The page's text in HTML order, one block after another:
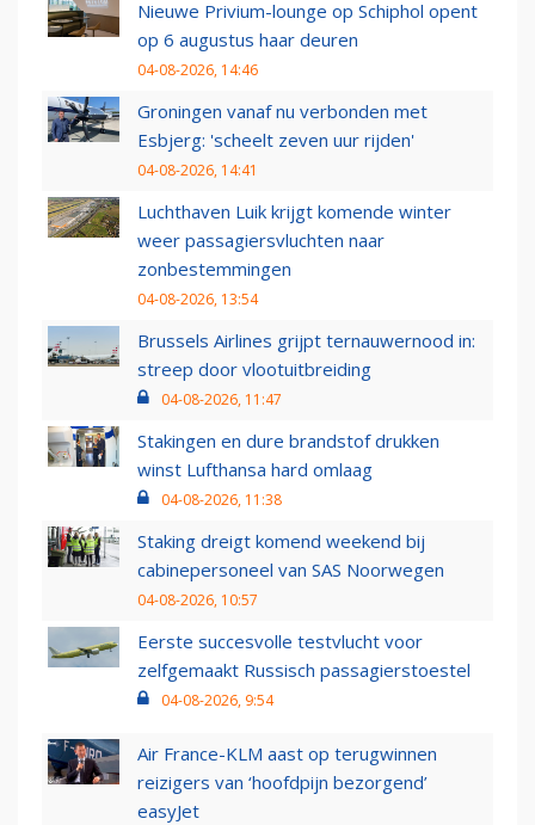
Nieuwe Privium-lounge op Schiphol opent
op 6 augustus haar deuren
04-08-2026, 14:46
Groningen vanaf nu verbonden met
Esbjerg: 'scheelt zeven uur rijden'
04-08-2026, 14:41
Luchthaven Luik krijgt komende winter
weer passagiersvluchten naar
zonbestemmingen
04-08-2026, 13:54
Brussels Airlines grijpt ternauwernood in:
streep door vlootuitbreiding
04-08-2026, 11:47
Stakingen en dure brandstof drukken
winst Lufthansa hard omlaag
04-08-2026, 11:38
Staking dreigt komend weekend bij
cabinepersoneel van SAS Noorwegen
04-08-2026, 10:57
Eerste succesvolle testvlucht voor
zelfgemaakt Russisch passagierstoestel
04-08-2026, 9:54
Air France-KLM aast op terugwinnen
reizigers van ‘hoofdpijn bezorgend’
easyJet